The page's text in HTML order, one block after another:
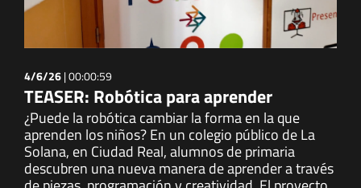
4/6/26|00:00:59
TEASER: Robótica para aprender
¿Puede la robótica cambiar la forma en la que
aprenden los niños? En un colegio público de La
Solana, en Ciudad Real, alumnos de primaria
descubren una nueva manera de aprender a través